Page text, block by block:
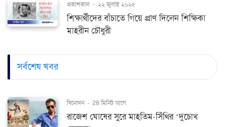
প্রকাশকাল - ২২ জুলাই ২০২৫
শিক্ষার্থীদের বাঁচাতে গিয়ে প্রাণ দিলেন শিক্ষিকা
মাহরীন চৌধুরী
সর্বশেষ খবর
বিনোদন - 28 মিনিট আগে
রাজেশ ঘোষের সুরে মাহতিম-সিঁথির ‘দুচোখ